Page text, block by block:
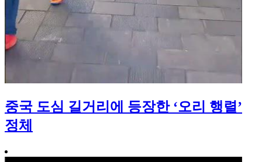
중국 도심 길거리에 등장한 ‘오리 행렬’
정체